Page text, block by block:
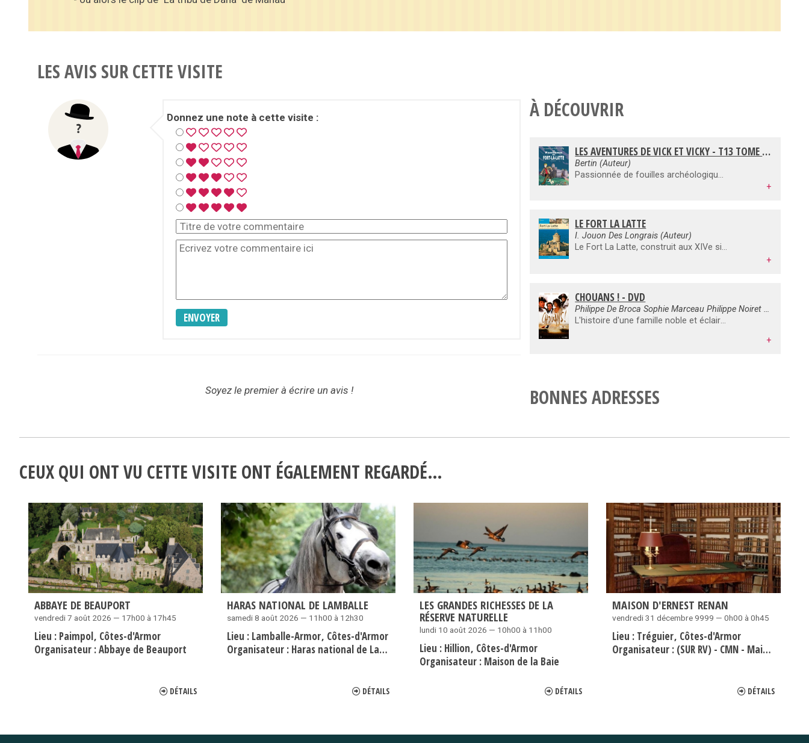
LES AVIS SUR CETTE VISITE
Donnez une note à cette visite :
ENVOYER
Soyez le premier à écrire un avis !
À DÉCOUVRIR
LES AVENTURES DE VICK ET VICKY - T13 TOME 13 : LE FANTÔME DE FORT LA LATTE - BD
Bertin (Auteur)
Passionnée de fouilles archéologiques, Marine accepte un stage au château de Fort-la-Latte, mais à peine est-elle arrivée que l’équipe présente sur place fait une incroyable découverte qui vient bouleverser la tranquillité même du château. Bien décidée à résoudre ces mystères, Marine demande de l’aide à ses amis Vick, Vicky, Marc et Angélino. Les garçons ne se doutent pas alors qu’ils vont être confrontés à la légende tenace des cinq moines rouges et d’un trésor jamais découvert à ce jour : le trésor des Templiers...
+
LE FORT LA LATTE
I. Jouon Des Longrais (Auteur)
Le Fort La Latte, construit aux XIVe siècle, puis restauré du XVIIe au XXe siècle, a conservé son aspect féodal et occupe un site très pittoresque.Ce guide de visite retrace le parcours historique de ce château à travers huit siècles d'histoire de la Bretagne et de l'histoire de France.
+
CHOUANS ! - DVD
Philippe De Broca Sophie Marceau Philippe Noiret Lambert Wilson
L'histoire d'une famille noble et éclairée, celle du Comte Savinien de Kerfadec (Philippe Noiret), lors des grandes révoltes chouannes dans les campagnes vendéenne et bretonne. L'histoire de ses trois enfants, déchirés entre le souffle révolutionnaire et la résistance épique des blancs face à la montée de la République.
+
BONNES ADRESSES
CEUX QUI ONT VU CETTE VISITE ONT ÉGALEMENT REGARDÉ…
ABBAYE DE BEAUPORT
vendredi 7 août 2026 — 17h00 à 17h45
Lieu : Paimpol Côtes-d'Armor
Organisateur :Abbaye de Beauport
DÉTAILS
HARAS NATIONAL DE LAMBALLE
samedi 8 août 2026 — 11h00 à 12h30
Lieu : Lamballe-Armor Côtes-d'Armor
Organisateur : Haras national de Lamballe
DÉTAILS
LES GRANDES RICHESSES DE LA
RÉSERVE NATURELLE
lundi 10 août 2026 — 10h00 à 11h00
Lieu : Hillion Côtes-d'Armor
Organisateur : Maison de la Baie
DÉTAILS
MAISON D'ERNEST RENAN
vendredi 31 décembre 9999 — 0h00 à 0h45
Lieu : Tréguier Côtes-d'Armor
Organisateur : (SUR RV) - CMN - Maison d'Ernest Renan
DÉTAILS